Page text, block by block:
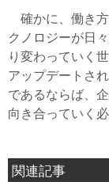
確かに、働き方
クノロジーが日
り変わっていく
アップデートさ
であるならば、
向き合っていく
関連記事